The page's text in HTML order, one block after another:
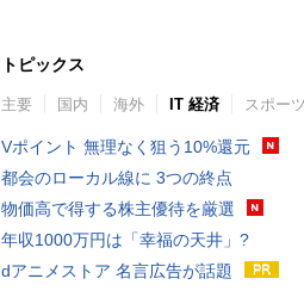
トピックス
主要 国内 海外 IT 経済 スポーツ
Vポイント 無理なく狙う10%還元
都会のローカル線に 3つの終点
物価高で得する株主優待を厳選
年収1000万円は「幸福の天井」?
dアニメストア 名言広告が話題